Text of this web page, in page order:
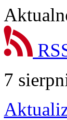
7